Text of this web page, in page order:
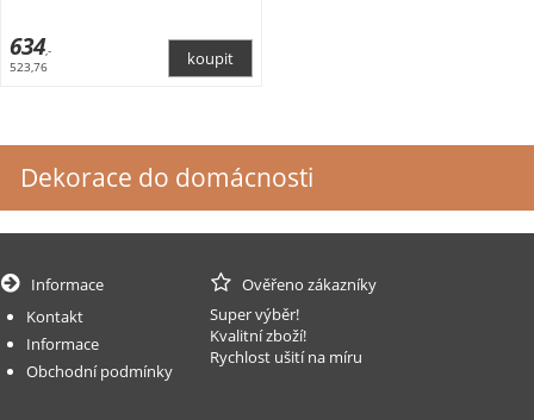
634,-
523,76
Dekorace do domácnosti
Informace
Kontakt
Informace
Obchodní podmínky
Ověřeno zákazníky
Super výběr!
Kvalitní zboží!
Rychlost ušití na míru